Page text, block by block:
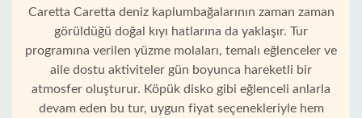
Caretta Caretta deniz kaplumbağalarının zaman zaman
görüldüğü doğal kıyı hatlarına da yaklaşır. Tur
programına verilen yüzme molaları, temalı eğlenceler ve
aile dostu aktiviteler gün boyunca hareketli bir
atmosfer oluşturur. Köpük disko gibi eğlenceli anlarla
devam eden bu tur, uygun fiyat seçenekleriyle hem